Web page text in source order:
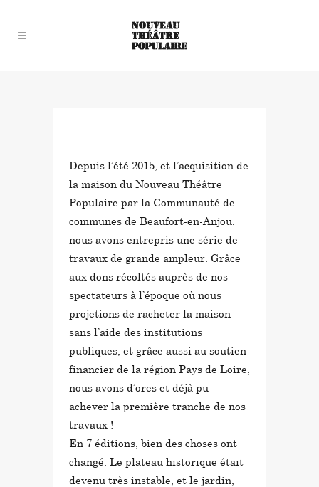
Depuis l’été 2015, et l’acquisition de
la maison du Nouveau Théâtre
Populaire par la Communauté de
communes de Beaufort-en-Anjou,
nous avons entrepris une série de
travaux de grande ampleur. Grâce
aux dons récoltés auprès de nos
spectateurs à l’époque où nous
projetions de racheter la maison
sans l’aide des institutions
publiques, et grâce aussi au soutien
financier de la région Pays de Loire,
nous avons d’ores et déjà pu
achever la première tranche de nos
travaux !
En 7 éditions, bien des choses ont
changé. Le plateau historique était
devenu très instable, et le jardin,